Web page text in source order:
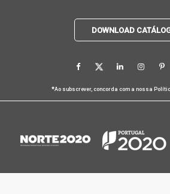
DOWNLOAD
*Ao subscrever, concorda com a nossa